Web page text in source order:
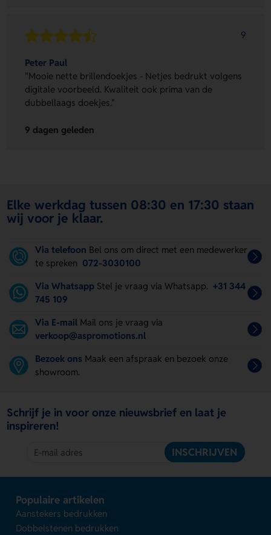
9
Peter Paul
"Mooie nette brillendoekjes - Netjes bedrukt volgens
digitale voorbeeld. Kwaliteit ook prima van de
dubbellaags doekjes."
9 dagen geleden
Elke werkdag tussen 08:30 en 17:30 staan
wij voor je klaar.
Via telefoon Bel ons om direct met een medewerker
te spreken 072-3030100
Via Whatsapp Stel je vraag via Whatsapp. +31 344
745 109
Via E-mail Mail ons je vraag via
verkoop@aspromotions.nl
Bezoek ons Maak een afspraak en bezoek onze
showroom.
Schrijf je in voor onze nieuwsbrief en laat je
inspireren!
INSCHRIJVEN
Populaire artikelen
Aanstekers bedrukken
Dobbelstenen bedrukken